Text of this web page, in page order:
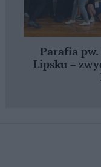
Parafia
Lipsku –